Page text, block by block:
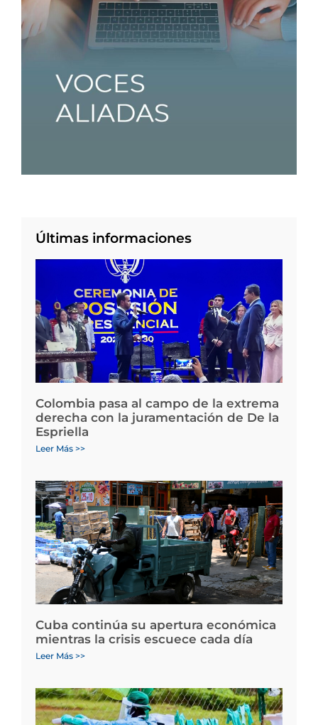
Últimas informaciones
Colombia pasa al campo de la extrema
derecha con la juramentación de De la
Espriella
Leer Más >>
Cuba continúa su apertura económica
mientras la crisis escuece cada día
Leer Más >>